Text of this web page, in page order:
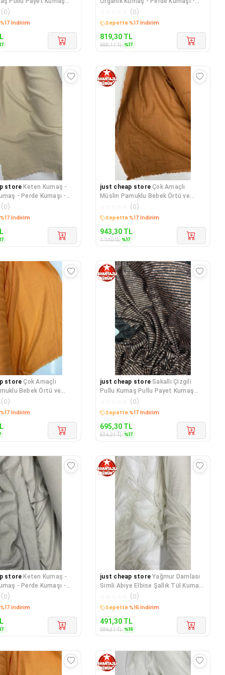
Düğün
(0)
17
Ince Keten - Kıyafet
(0)
Kargo Bedava
819,30 TL
988,11TL %17
store Keten Kumaş -
- Perde Kumaşı -
- Kıyafet
(0)
17
just cheap store Çok Amaçlı
Müslin Pamuklu Bebek Örtü ve
Battaniye Kumaşı Müslin B
(0)
Kargo Bedava
943,30 TL
1.140TL %17
store Çok Amaçlı
Bebek Örtü ve
Müslin B
(0)
just cheap store Sakallı Çizgili
Pullu Kumaş Pullu Payet Kumaş
Abiye Nişan Düğün
(0)
Kargo Bedava
695,30 TL
836,21TL %17
store Keten Kumaş -
- Perde Kumaşı -
- Kıyafet
(0)
17
just cheap store Yağmur Damlası
Simli Abiye Elbise Şallık Tül Kumaş
(0)
Kargo Bedava
491,30 TL
586,31TL %16